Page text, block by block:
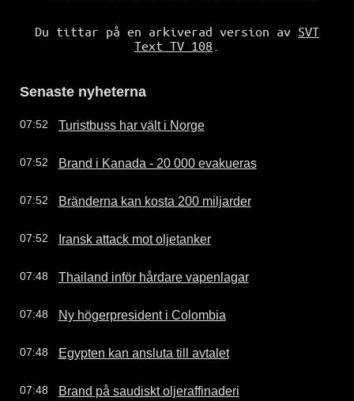
Du tittar på en arkiverad version av SVT
Text TV 108
Senaste nyheterna
07:52 Turistbuss har vält i Norge
07:52 Brand i Kanada - 20 000 evakueras
07:52 Bränderna kan kosta 200 miljarder
07:52 Iransk attack mot oljetanker
07:48 Thailand inför hårdare vapenlagar
07:48 Ny högerpresident i Colombia
07:48 Egypten kan ansluta till avtalet
07:48 Brand på saudiskt oljeraffinaderi